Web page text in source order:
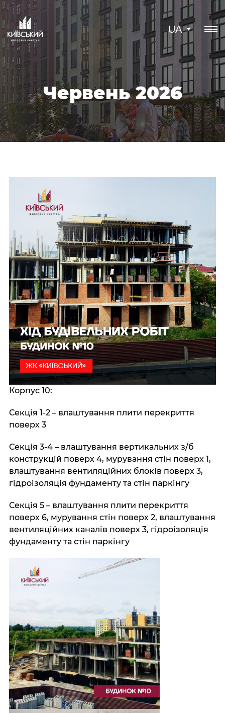
UA
Червень 2026
Корпус 10:
Секція 1-2 – влаштування плити перекриття
поверх 3
Секція 3-4 – влаштування вертикальних з/б
конструкцій поверх 4, мурування стін поверх 1,
влаштування вентиляційних блоків поверх 3,
гідроізоляція фундаменту та стін паркінгу
Секція 5 – влаштування плити перекриття
поверх 6, мурування стін поверх 2, влаштування
вентиляційних каналів поверх 3, гідроізоляція
фундаменту та стін паркінгу